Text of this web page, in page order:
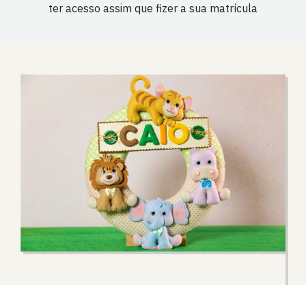
ter acesso assim que fizer a sua matrícula